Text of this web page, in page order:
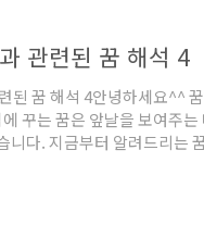
는 꿈말끔히 사라졌다면 아
관련된 꿈 해석 4
된 꿈 해석 4안녕하세요^^
꾸는 꿈은 앞날을 보여주
니다. 지금부터 알려드리는
나 애인이 찾아오는 것을 암